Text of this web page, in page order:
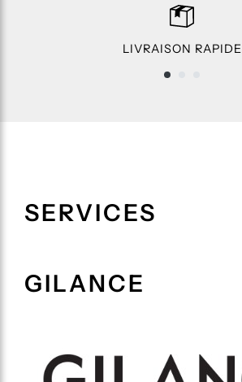
LIVRAISON RAPIDE
SERVICES
GILANCE